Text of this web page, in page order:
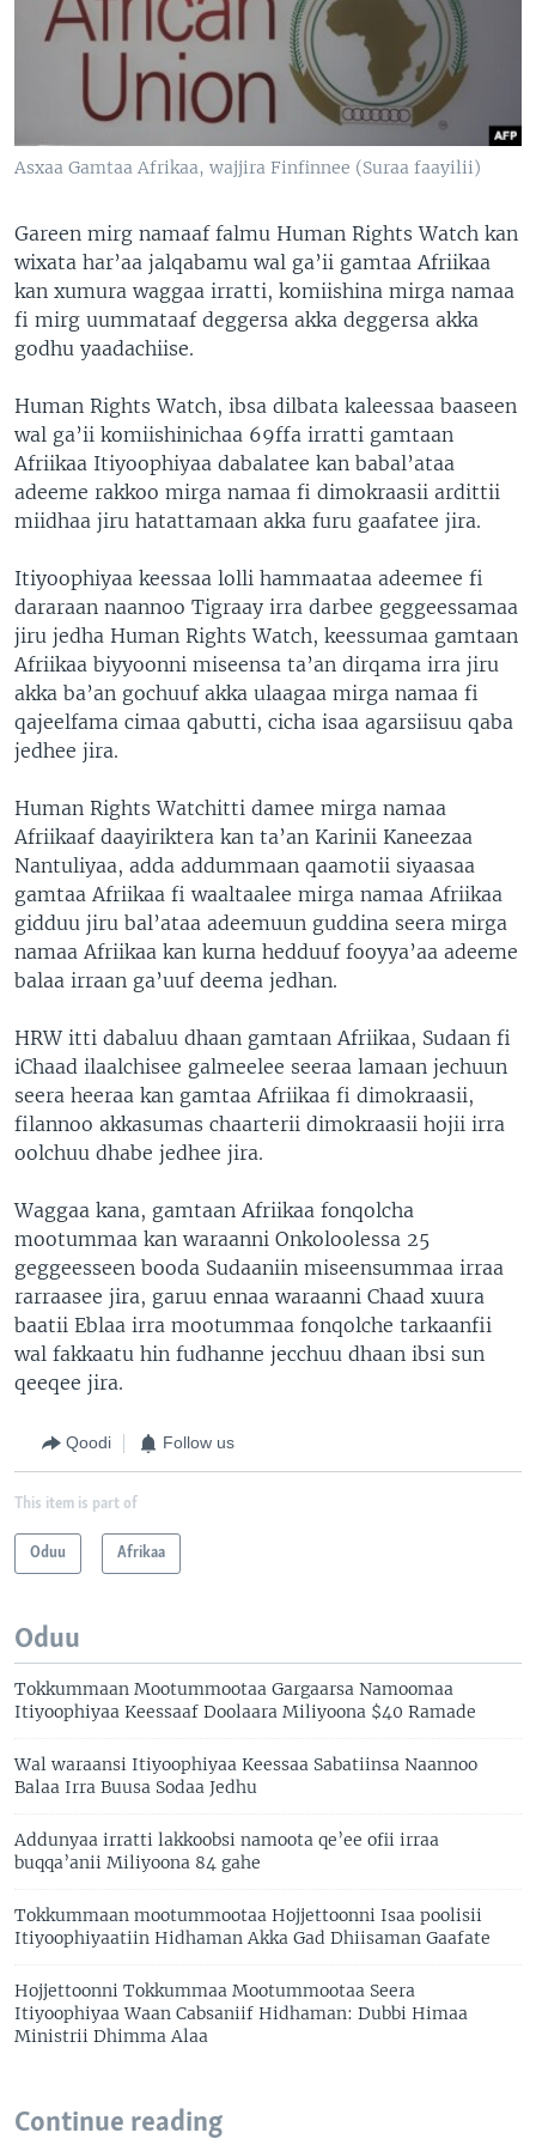
Asxaa Gamtaa Afrikaa, wajjira Finfinnee (Suraa faayilii)
Gareen mirg namaaf falmu Human Rights Watch kan
wixata har’aa jalqabamu wal ga’ii gamtaa Afriikaa
kan xumura waggaa irratti, komiishina mirga namaa
fi mirg uummataaf deggersa akka deggersa akka
godhu yaadachiise.
Human Rights Watch, ibsa dilbata kaleessaa baaseen
wal ga’ii komiishinichaa 69ffa irratti gamtaan
Afriikaa Itiyoophiyaa dabalatee kan babal’ataa
adeeme rakkoo mirga namaa fi dimokraasii ardittii
miidhaa jiru hatattamaan akka furu gaafatee jira.
Itiyoophiyaa keessaa lolli hammaataa adeemee fi
dararaan naannoo Tigraay irra darbee geggeessamaa
jiru jedha Human Rights Watch, keessumaa gamtaan
Afriikaa biyyoonni miseensa ta’an dirqama irra jiru
akka ba’an gochuuf akka ulaagaa mirga namaa fi
qajeelfama cimaa qabutti, cicha isaa agarsiisuu qaba
jedhee jira.
Human Rights Watchitti damee mirga namaa
Afriikaaf daayiriktera kan ta’an Karinii Kaneezaa
Nantuliyaa, adda addummaan qaamotii siyaasaa
gamtaa Afriikaa fi waaltaalee mirga namaa Afriikaa
gidduu jiru bal’ataa adeemuun guddina seera mirga
namaa Afriikaa kan kurna hedduuf fooyya’aa adeeme
balaa irraan ga’uuf deema jedhan.
HRW itti dabaluu dhaan gamtaan Afriikaa, Sudaan fi
iChaad ilaalchisee galmeelee seeraa lamaan jechuun
seera heeraa kan gamtaa Afriikaa fi dimokraasii,
filannoo akkasumas chaarterii dimokraasii hojii irra
oolchuu dhabe jedhee jira.
Waggaa kana, gamtaan Afriikaa fonqolcha
mootummaa kan waraanni Onkoloolessa 25
geggeesseen booda Sudaaniin miseensummaa irraa
rarraasee jira, garuu ennaa waraanni Chaad xuura
baatii Eblaa irra mootummaa fonqolche tarkaanfii
wal fakkaatu hin fudhanne jecchuu dhaan ibsi sun
qeeqee jira.
Qoodi Follow us
This item is part of
Oduu Afrikaa
Oduu
Tokkummaan Mootummootaa Gargaarsa Namoomaa
Itiyoophiyaa Keessaaf Doolaara Miliyoona $40 Ramade
Wal waraansi Itiyoophiyaa Keessaa Sabatiinsa Naannoo
Balaa Irra Buusa Sodaa Jedhu
Addunyaa irratti lakkoobsi namoota qe’ee ofii irraa
buqqa’anii Miliyoona 84 gahe
Tokkummaan mootummootaa Hojjettoonni Isaa poolisii
Itiyoophiyaatiin Hidhaman Akka Gad Dhiisaman Gaafate
Hojjettoonni Tokkummaa Mootummootaa Seera
Itiyoophiyaa Waan Cabsaniif Hidhaman: Dubbi Himaa
Ministrii Dhimma Alaa
Continue reading